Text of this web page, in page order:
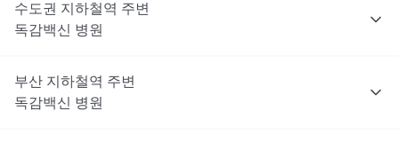
수도권 지하철역 주변
독감백신
병원
부산 지하철역 주변
독감백신
병원